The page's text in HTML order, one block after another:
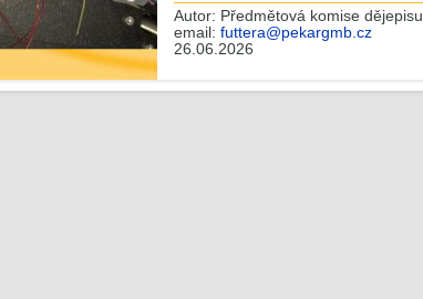
Autor: Předmětová komise dějepisu
email: futtera@pekargmb.cz
26.06.2026